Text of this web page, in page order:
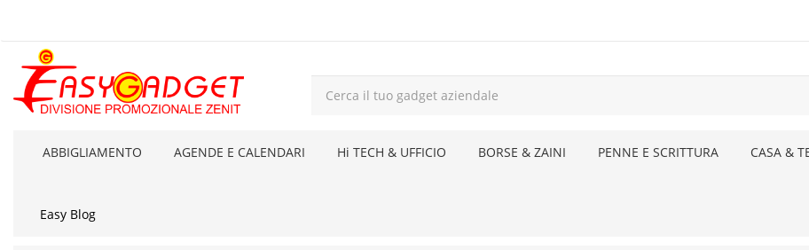
ABBIGLIAMENTO AGENDE E CALENDARI Hi TECH & UFFICIO BORSE & ZAINI PENNE E SCRITTURA CASA &
Easy Blog